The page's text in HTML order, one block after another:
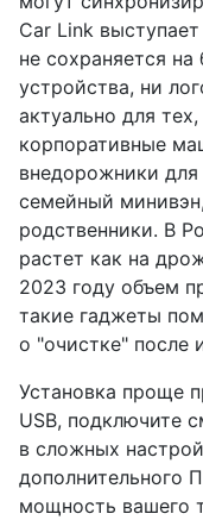
Car Link
не сохраняется
устройства, ни
актуально для
корпоративные
внедорожники
семейный
родственники. В
растет как на
2023 году объем
такие гаджеты
о "очистке" после
Установка проще
USB, подключите
в сложных
дополнительного
мощность вашего